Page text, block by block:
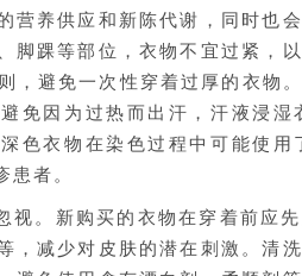
营养供应和新陈代谢，同时也
脚踝等部位，衣物不宜过紧，
，避免一次性穿着过厚的衣物
免因为过热而出汗，汗液浸
色衣物在染色过程中可能使
患者。
视。新购买的衣物在穿着前应
，减少对皮肤的潜在刺激。清